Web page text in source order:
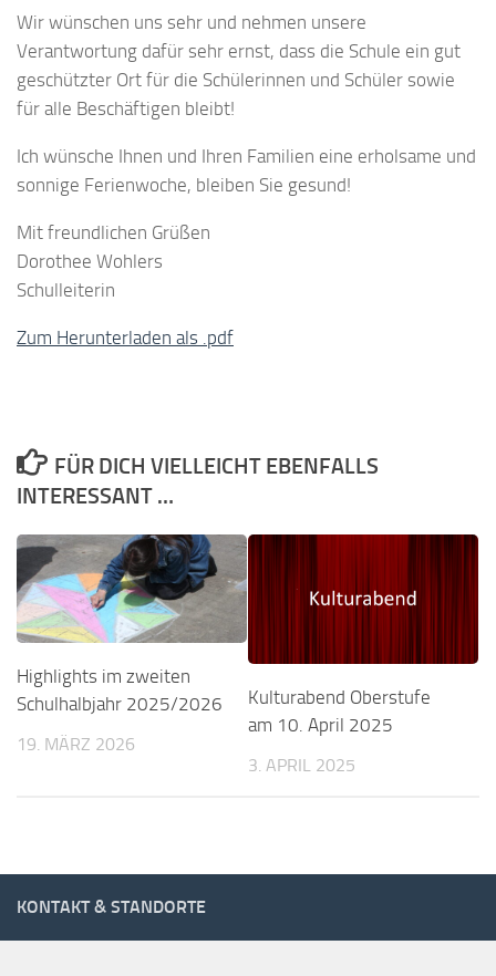
Wir wünschen uns sehr und nehmen unsere
Verantwortung dafür sehr ernst, dass die Schule ein gut
geschützter Ort für die Schülerinnen und Schüler sowie
für alle Beschäftigen bleibt!
Ich wünsche Ihnen und Ihren Familien eine erholsame und
sonnige Ferienwoche, bleiben Sie gesund!
Mit freundlichen Grüßen
Dorothee Wohlers
Schulleiterin
Zum Herunterladen als .pdf
FÜR DICH VIELLEICHT EBENFALLS
INTERESSANT …
Highlights im zweiten
Schulhalbjahr 2025/2026
19. MÄRZ 2026
Kulturabend Oberstufe
am 10. April 2025
3. APRIL 2025
KONTAKT & STANDORTE